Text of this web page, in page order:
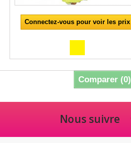
Connectez-vous pour voir les prix
Comparer (0)
Nous suivre